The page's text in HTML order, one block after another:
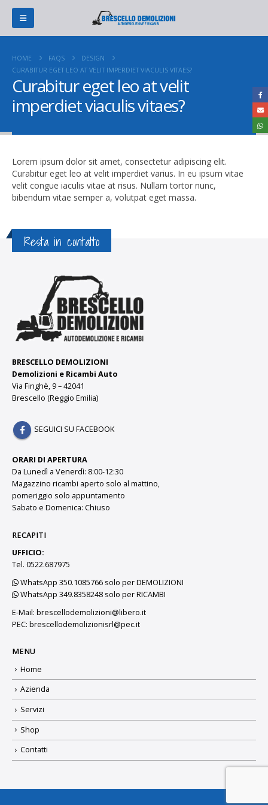
HOME FAQS
DESIGN
CURABITUR EGET LEO AT VELIT IMPERDIET VIACULIS VITAES?
Curabitur eget leo at velit
imperdiet viaculis vitaes?
Lorem ipsum dolor sit amet, consectetur adipiscing elit.
Curabitur eget leo at velit imperdiet varius. In eu ipsum vitae
velit congue iaculis vitae at risus. Nullam tortor nunc,
bibendum vitae semper a, volutpat eget massa.
Resta in contatto
BRESCELLO DEMOLIZIONI
Demolizioni e Ricambi Auto
Via Finghè, 9 – 42041
Brescello (Reggio Emilia)
SEGUICI SU FACEBOOK
ORARI DI APERTURA
Da Lunedì a Venerdì: 8:00-12:30
Magazzino ricambi aperto solo al mattino,
pomeriggio solo appuntamento
Sabato e Domenica: Chiuso
RECAPITI
UFFICIO:
Tel. 0522.687975
WhatsApp 350.1085766 solo per DEMOLIZIONI
WhatsApp 349.8358248 solo per RICAMBI
E-Mail: brescellodemolizioni@libero.it
PEC: brescellodemolizionisrl@pec.it
MENU
Home
Azienda
Servizi
Shop
Contatti